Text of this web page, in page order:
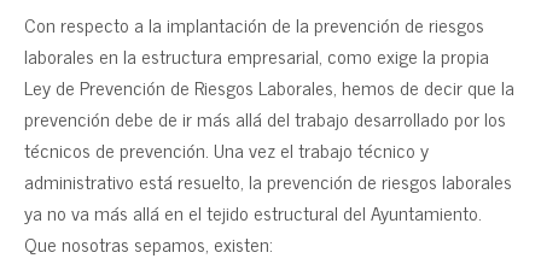
Con respecto a la implantación de la prevención de riesgos
laborales en la estructura empresarial, como exige la propia
Ley de Prevención de Riesgos Laborales, hemos de decir que la
prevención debe de ir más allá del trabajo desarrollado por los
técnicos de prevención. Una vez el trabajo técnico y
administrativo está resuelto, la prevención de riesgos laborales
ya no va más allá en el tejido estructural del Ayuntamiento.
Que nosotras sepamos, existen: